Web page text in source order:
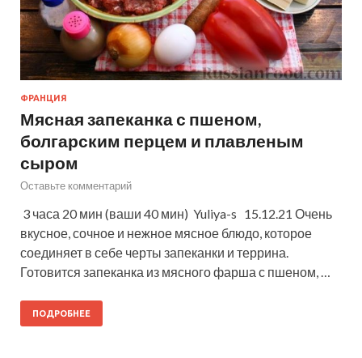
ФРАНЦИЯ
Мясная запеканка с пшеном,
болгарским перцем и плавленым
сыром
Оставьте комментарий
3 часа 20 мин (ваши 40 мин) Yuliya-s 15.12.21 Очень
вкусное, сочное и нежное мясное блюдо, которое
соединяет в себе черты запеканки и террина.
Готовится запеканка из мясного фарша с пшеном, …
ПОДРОБНЕЕ